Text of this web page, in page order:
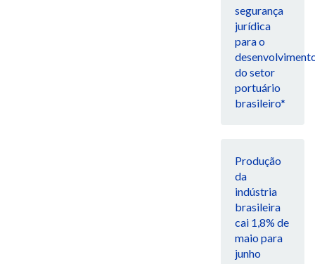
segurança
jurídica
para o
do setor
portuário
brasileiro*
Produção
da
indústria
brasileira
cai 1,8% de
maio para
junho